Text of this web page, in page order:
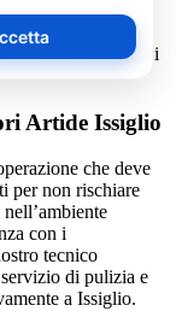
di risparmio
fondamentali
Artide Issiglio
che deve
per non rischiare
con i
tecnico
di pulizia e
a Issiglio.